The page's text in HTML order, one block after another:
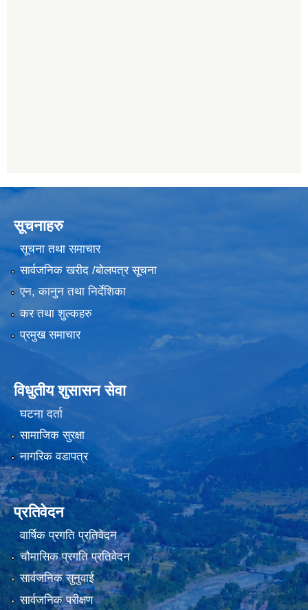
सूचनाहरु
सूचना तथा समाचार
सार्वजनिक खरीद /बोलपत्र सूचना
एन, कानुन तथा निर्देशिका
कर तथा शुल्कहरु
प्रमुख समाचार
विधुतीय शुसासन सेवा
घटना दर्ता
सामाजिक सुरक्षा
नागरिक वडापत्र
प्रतिवेदन
वार्षिक प्रगति प्रतिवेदन
चौमासिक प्रगति प्रतिवेदन
सार्वजनिक सुनुवाई
सार्वजनिक परीक्षण